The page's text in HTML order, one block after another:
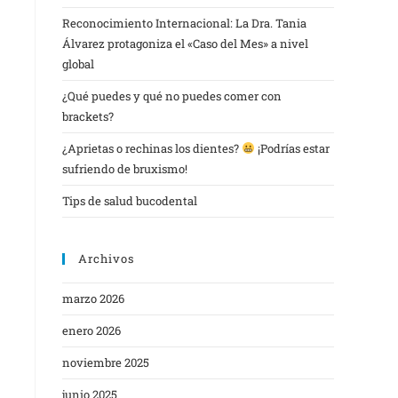
Reconocimiento Internacional: La Dra. Tania
Álvarez protagoniza el «Caso del Mes» a nivel
global
¿Qué puedes y qué no puedes comer con
brackets?
¿Aprietas o rechinas los dientes?
¡Podrías estar
sufriendo de bruxismo!
Tips de salud bucodental
Archivos
marzo 2026
enero 2026
noviembre 2025
junio 2025